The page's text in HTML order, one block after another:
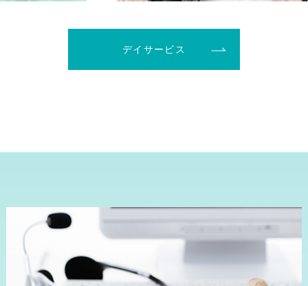
デイサービス